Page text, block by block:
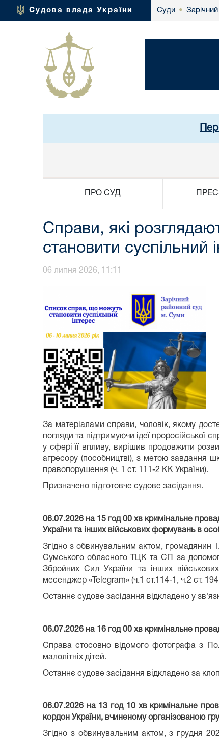
Судова влада України Суди •
ПРО СУД
Справи, які
становити суспільний
06 липня 2026, 11:11
За матеріалами справи, чоловік, якому
погляди та підтримуючи ідеї проросійської
у сфері її впливу, вирішив продовжити
агресору (пособництві), з метою завдання
правопорушення (ч. 1 ст. 111-2 КК України).
Призначено підготовче судове засідання.
06.07.2026 на 15 год 00 хв кримінальне
України та інших військових формувань в
Згідно з обвинувальним актом, громадянин
Сумського обласного ТЦК та СП за
Збройних Сил України та інших
месенджер «Telegram» (ч.1 ст.114-1, ч.2 ст.
Останнє судове засідання відкладено у
06.07.2026 на 1 6 год 00 хв кримінальне
Справа стосовно відомого фотографа з
малолітніх дітей.
Останнє судове засідання відкладено за
06.07.2026 на 13 год 10 хв кримінальне
кордон України, вчиненому організованою
Згідно з обвинувальним актом, з грудня